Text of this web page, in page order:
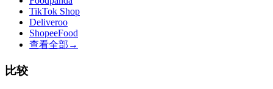
TikTok Shop
Deliveroo
ShopeeFood
查看全部 →
比较